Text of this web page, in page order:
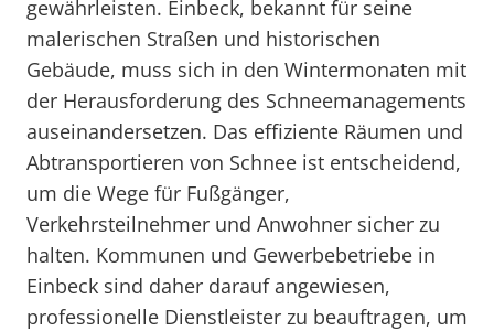
gewährleisten. Einbeck, bekannt für seine
malerischen Straßen und historischen
Gebäude, muss sich in den Wintermonaten mit
der Herausforderung des Schneemanagements
auseinandersetzen. Das effiziente Räumen und
Abtransportieren von Schnee ist entscheidend,
um die Wege für Fußgänger,
Verkehrsteilnehmer und Anwohner sicher zu
halten. Kommunen und Gewerbebetriebe in
Einbeck sind daher darauf angewiesen,
professionelle Dienstleister zu beauftragen, um